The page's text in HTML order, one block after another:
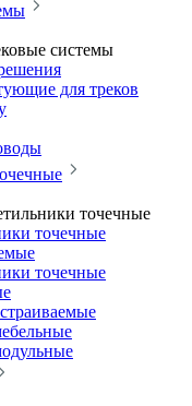
системы
для треков
точечные
точечные
точечные